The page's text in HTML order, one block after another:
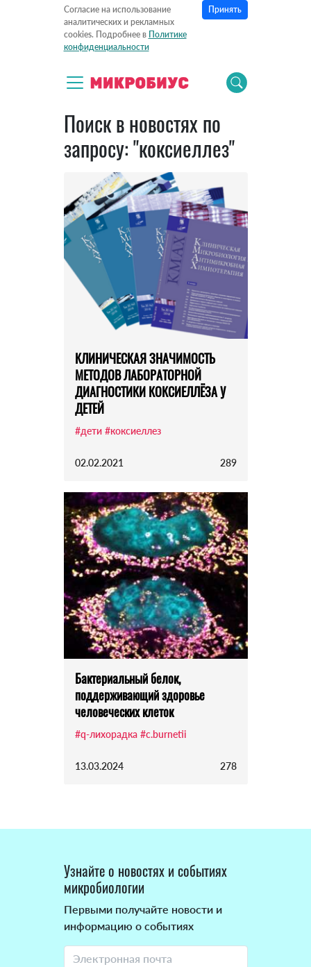
Согласие на использование
аналитических и рекламных
cookies. Подробнее в Политике
конфиденциальности
Принять
Поиск в новостях по
запросу: "коксиеллез"
КЛИНИЧЕСКАЯ ЗНАЧИМОСТЬ
МЕТОДОВ ЛАБОРАТОРНОЙ
ДИАГНОСТИКИ КОКСИЕЛЛЁЗА У
ДЕТЕЙ
#дети #коксиеллез
02.02.2021 289
Бактериальный белок,
поддерживающий здоровье
человеческих клеток
#q-лихорадка #c.burnetii
13.03.2024 278
Узнайте о новостях и событиях
микробиологии
Первыми получайте новости и
информацию о событиях